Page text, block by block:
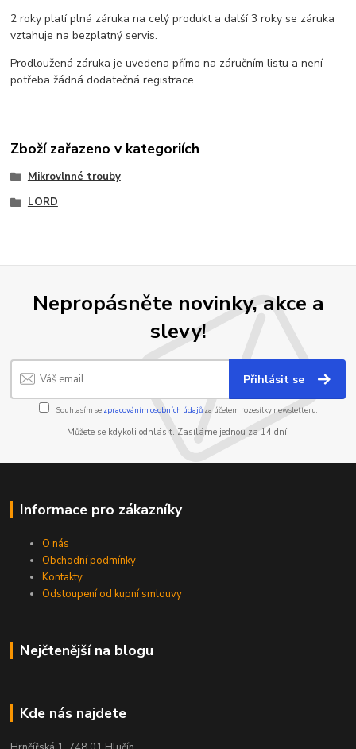
2 roky platí plná záruka na celý produkt a další 3 roky se záruka
vztahuje na bezplatný servis.
Prodloužená záruka je uvedena přímo na záručním listu a není
potřeba žádná dodatečná registrace.
Zboží zařazeno v kategoriích
Mikrovlnné trouby
LORD
Nepropásněte novinky, akce a
slevy!
Přihlásit se
Souhlasím se zpracováním osobních údajůza účelem rozesílky newsletteru.
Můžete se kdykoli odhlásit. Zasíláme jednou za 14 dní.
Informace pro zákazníky
O nás
Obchodní podmínky
Kontakty
Odstoupení od kupní smlouvy
Nejčtenější na blogu
Kde nás najdete